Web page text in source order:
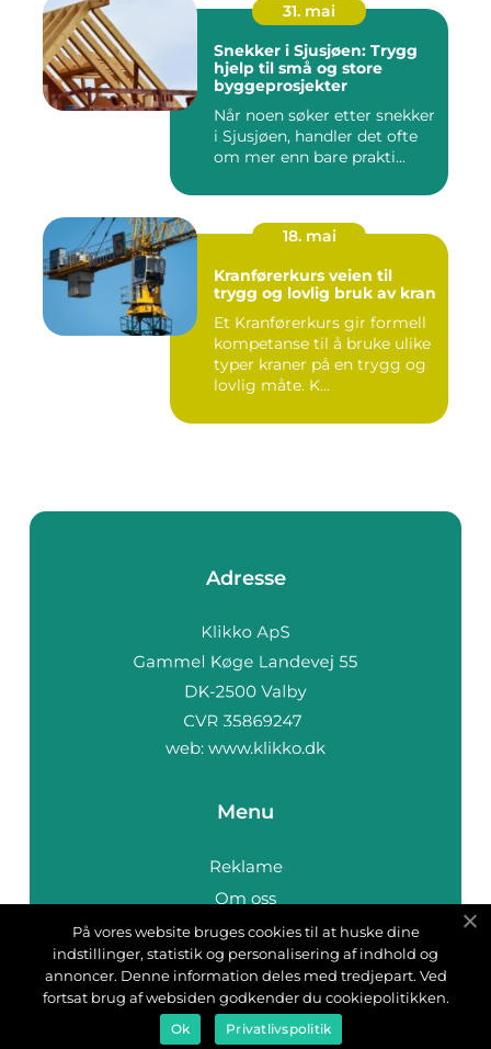
31. mai
Snekker i Sjusjøen: Trygg
hjelp til små og store
byggeprosjekter
Når noen søker etter snekker
i Sjusjøen, handler det ofte
om mer enn bare prakti...
18. mai
Kranførerkurs veien til
trygg og lovlig bruk av kran
Et Kranførerkurs gir formell
kompetanse til å bruke ulike
typer kraner på en trygg og
lovlig måte. K...
Adresse
web: www.klikko.dk
Menu
Reklame
Om oss
Cookies
Kontakt Oss
Sitemap
På vores website bruges cookies til at huske dine
indstillinger, statistik og personalisering af indhold og
annoncer. Denne information deles med tredjepart. Ved
fortsat brug af websiden godkender du cookiepolitikken.
Ok Privatlivspolitik